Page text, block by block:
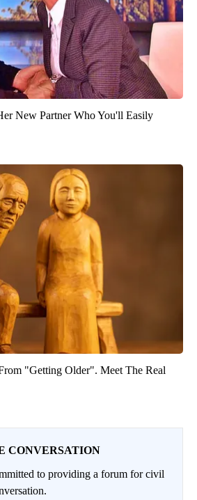
New Partner Who You'll Easily
"Getting Older". Meet The Real
CONVERSATION
to providing a forum for civil